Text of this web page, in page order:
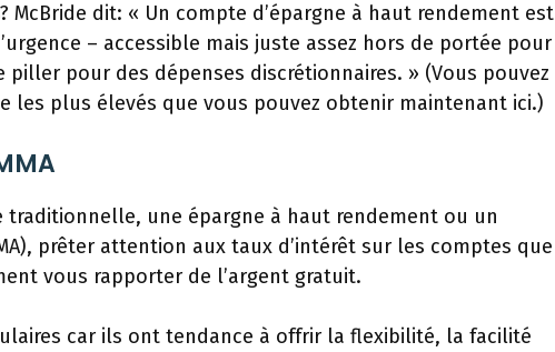
McBride dit: « Un compte d’épargne à haut rendement est
– accessible mais juste assez hors de portée pour
pour des dépenses discrétionnaires. » (Vous pouvez
les plus élevés que vous pouvez obtenir maintenant ici.)
traditionnelle, une épargne à haut rendement ou un
prêter attention aux taux d’intérêt sur les comptes que
vous rapporter de l’argent gratuit.
car ils ont tendance à offrir la flexibilité, la facilité